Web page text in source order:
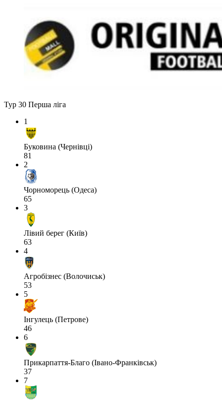
Тур 30 Перша ліга
1
Буковина (Чернівці)
81
2
Чорноморець (Одеса)
65
3
Лівий берег (Київ)
63
4
Агробізнес (Волочиськ)
53
5
Інгулець (Петрове)
46
6
Прикарпаття-Благо (Івано-Франківськ)
37
7